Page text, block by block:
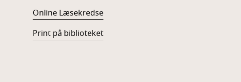
Online Læsekredse
Print på biblioteket